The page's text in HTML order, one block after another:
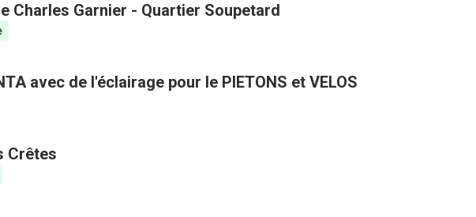
Charles Garnier - Quartier Soupetard
SECURISER l'AVENUE D'ATLANTA avec de l'éclairage pour le PIETONS et VELOS
Crêtes